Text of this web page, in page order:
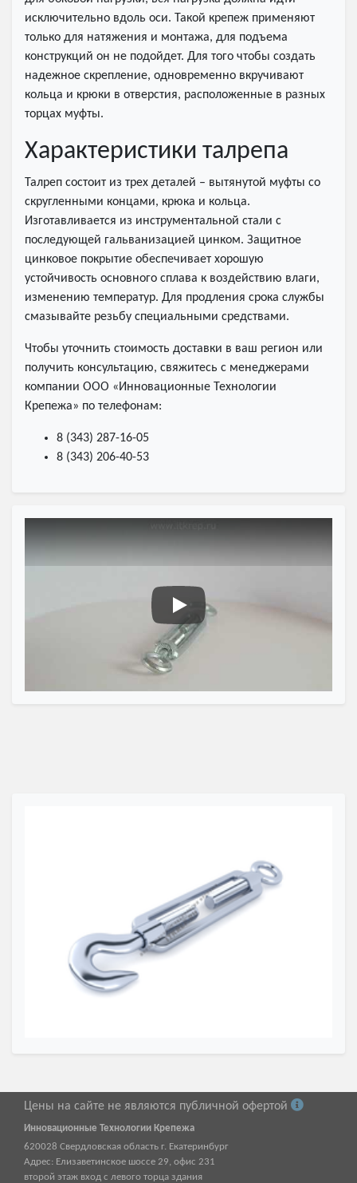
исключительно вдоль оси. Такой крепеж применяют
только для натяжения и монтажа, для подъема
конструкций он не подойдет. Для того чтобы создать
надежное скрепление, одновременно вкручивают
кольца и крюки в отверстия, расположенные в разных
торцах муфты.
Характеристики талрепа
Талреп состоит из трех деталей – вытянутой муфты со
скругленными концами, крюка и кольца.
Изготавливается из инструментальной стали с
последующей гальванизацией цинком. Защитное
цинковое покрытие обеспечивает хорошую
устойчивость основного сплава к воздействию влаги,
изменению температур. Для продления срока службы
смазывайте резьбу специальными средствами.
Чтобы уточнить стоимость доставки в ваш регион или
получить консультацию, свяжитесь с менеджерами
компании ООО «Инновационные Технологии
Крепежа» по телефонам:
8 (343) 287-16-05
8 (343) 206-40-53
Талреп крюк-кольцо DIN 1480
Цены на сайте не являются публичной офертой
Инновационные Технологии Крепежа
620028 Свердловская область г. Екатеринбург
Адрес: Елизаветинское шоссе 29, офис 231
второй этаж вход с левого торца здания